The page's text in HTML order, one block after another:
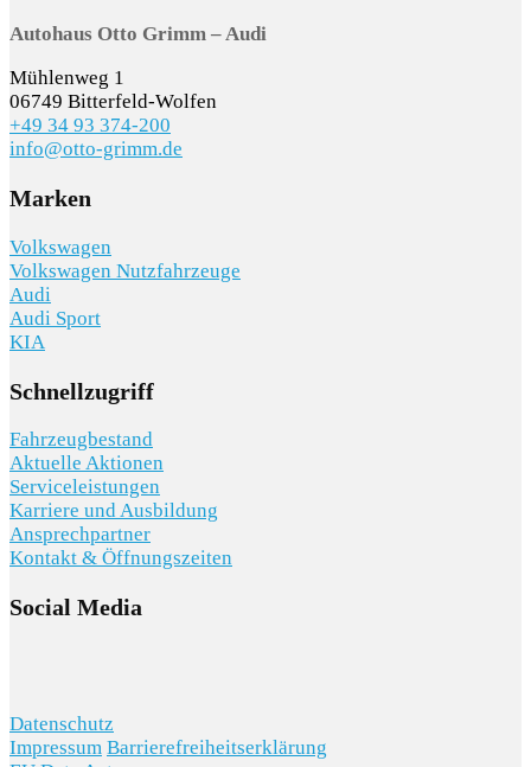
Autohaus Otto Grimm – Audi
Mühlenweg 1
06749 Bitterfeld-Wolfen
+49 34 93 374-200
info@otto-grimm.de
Marken
Volkswagen
Volkswagen Nutzfahrzeuge
Audi
Audi Sport
KIA
Schnellzugriff
Fahrzeugbestand
Aktuelle Aktionen
Serviceleistungen
Karriere und Ausbildung
Ansprechpartner
Kontakt & Öffnungszeiten
Social Media
Datenschutz
Impressum Barrierefreiheitserklärung